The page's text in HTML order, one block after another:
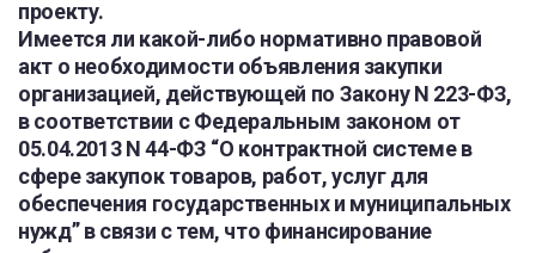
проекту.
Имеется ли какой-либо нормативно правовой
акт о необходимости объявления закупки
организацией, действующей по Закону N 223-ФЗ,
в соответствии с Федеральным законом от
05.04.2013 N 44-ФЗ “О контрактной системе в
сфере закупок товаров, работ, услуг для
обеспечения государственных и муниципальных
нужд” в связи с тем, что финансирование